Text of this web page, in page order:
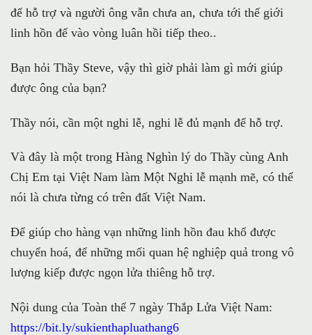
để hỗ trợ và người ông vẫn chưa an, chưa tới thế giới
linh hồn để vào vòng luân hồi tiếp theo..
Bạn hỏi Thầy Steve, vậy thì giờ phải làm gì mới giúp
được ông của bạn?
Thầy nói, cần một nghi lễ, nghi lễ đủ mạnh để hỗ trợ.
Và đây là một trong Hàng Nghìn lý do Thầy cùng Anh
Chị Em tại Việt Nam làm Một Nghi lễ mạnh mẽ, có thể
nói là chưa từng có trên đất Việt Nam.
Để giúp cho hàng vạn những linh hồn đau khổ được
chuyển hoá, để những mối quan hệ nghiệp quả trong vô
lượng kiếp được ngọn lửa thiêng hỗ trợ.
Nội dung của Toàn thể 7 ngày Thắp Lửa Việt Nam:
https://bit.ly/sukienthapluathang6